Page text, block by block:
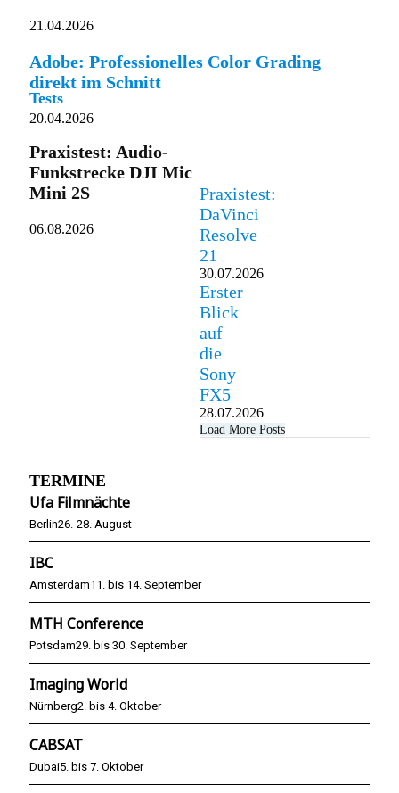
21.04.2026
Adobe: Professionelles Color Grading
direkt im Schnitt
20.04.2026
Tests
Praxistest: Audio-
Funkstrecke DJI Mic
Mini 2S
06.08.2026
Praxistest:
DaVinci
Resolve
21
30.07.2026
Erster
Blick
auf
die
Sony
FX5
28.07.2026
Load More Posts
TERMINE
Ufa Filmnächte
Berlin26.-28. August
IBC
Amsterdam11. bis 14. September
MTH Conference
Potsdam29. bis 30. September
Imaging World
Nürnberg2. bis 4. Oktober
CABSAT
Dubai5. bis 7. Oktober